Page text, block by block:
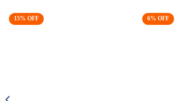
15% OFF 6% OFF